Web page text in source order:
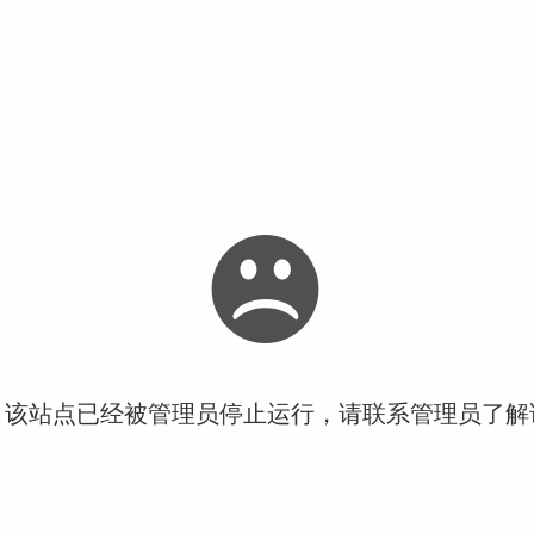
站点已经被管理员停止运行，请联系管理员了